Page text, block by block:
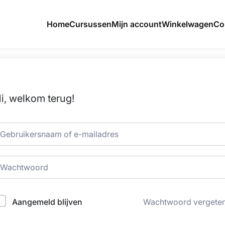
HomeCursussenMijn accountWinkelwagen
welkom terug!
Aangemeld blijven Wachtwoord